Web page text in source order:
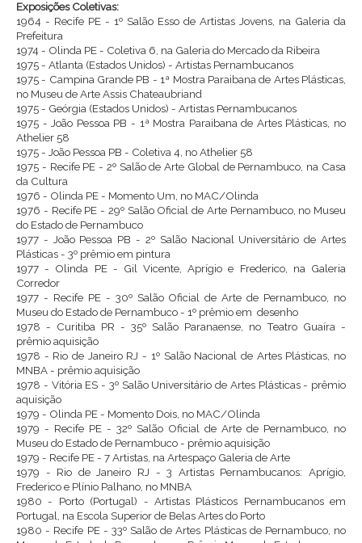
Exposições Coletivas:
1964 - Recife PE - 1º Salão Esso de Artistas Jovens, na Galeria da
Prefeitura
1974 - Olinda PE - Coletiva 6, na Galeria do Mercado da Ribeira
1975 - Atlanta (Estados Unidos) - Artistas Pernambucanos
1975 - Campina Grande PB - 1ª Mostra Paraibana de Artes Plásticas,
no Museu de Arte Assis Chateaubriand
1975 - Geórgia (Estados Unidos) - Artistas Pernambucanos
1975 - João Pessoa PB - 1ª Mostra Paraibana de Artes Plásticas, no
Athelier 58
1975 - João Pessoa PB - Coletiva 4, no Athelier 58
1975 - Recife PE - 2º Salão de Arte Global de Pernambuco, na Casa
da Cultura
1976 - Olinda PE - Momento Um, no MAC/Olinda
1976 - Recife PE - 29º Salão Oficial de Arte Pernambuco, no Museu
do Estado de Pernambuco
1977 - João Pessoa PB - 2º Salão Nacional Universitário de Artes
Plásticas - 3º prêmio em pintura
1977 - Olinda PE - Gil Vicente, Aprígio e Frederico, na Galeria
Corredor
1977 - Recife PE - 30º Salão Oficial de Arte de Pernambuco, no
Museu do Estado de Pernambuco - 1º prêmio em desenho
1978 - Curitiba PR - 35º Salão Paranaense, no Teatro Guaíra -
prêmio aquisição
1978 - Rio de Janeiro RJ - 1º Salão Nacional de Artes Plásticas, no
MNBA - prêmio aquisição
1978 - Vitória ES - 3º Salão Universitário de Artes Plásticas - prêmio
aquisição
1979 - Olinda PE - Momento Dois, no MAC/Olinda
1979 - Recife PE - 32º Salão Oficial de Arte de Pernambuco, no
Museu do Estado de Pernambuco - prêmio aquisição
1979 - Recife PE - 7 Artistas, na Artespaço Galeria de Arte
1979 - Rio de Janeiro RJ - 3 Artistas Pernambucanos: Aprígio,
Frederico e Plínio Palhano, no MNBA
1980 - Porto (Portugal) - Artistas Plásticos Pernambucanos em
Portugal, na Escola Superior de Belas Artes do Porto
1980 - Recife PE - 33º Salão de Artes Plásticas de Pernambuco, no